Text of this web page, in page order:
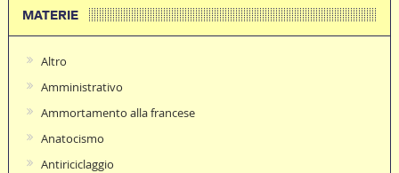
MATERIE
Altro
Amministrativo
Ammortamento alla francese
Anatocismo
Antiriciclaggio